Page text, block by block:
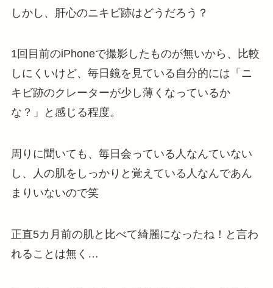
しかし、肝心のニキビ跡はどうだろう？
1回目前のiPhoneで撮影したものが無いから、比較
しにくいけど、毎日鏡を見ている自分的には「ニ
キビ跡のクレーターが少し薄くなっているか
な？」と感じる程度。
周りに聞いても、毎日会っている人なんていない
し、人の肌をしっかりと覚えている人なんであん
まりいないので笑
正直5カ月前の肌と比べて綺麗になったね！と言わ
れることは無く…